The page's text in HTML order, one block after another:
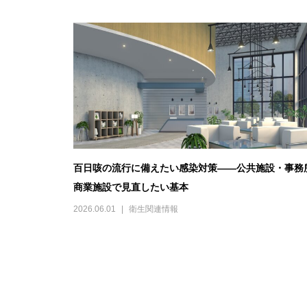
百日咳の流行に備えたい感染対策――公共施設・事務
商業施設で見直したい基本
2026.06.01 衛生関連情報